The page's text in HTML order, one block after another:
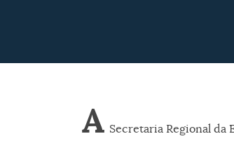
A Secretaria Regional da